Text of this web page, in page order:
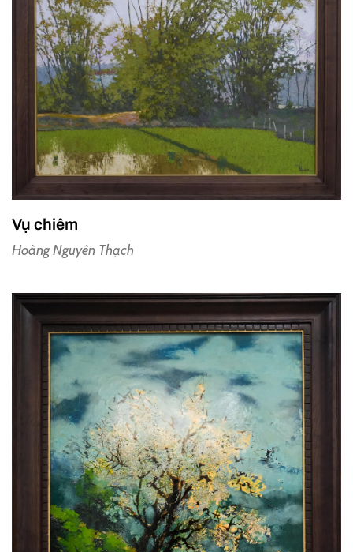
Vụ chiêm
Hoàng Nguyên Thạch